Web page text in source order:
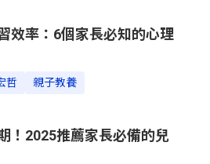
效率：6個家長必知的心理
哲 親子教養
！2025推薦家長必備的兒